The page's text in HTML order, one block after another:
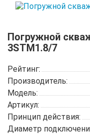
Погружной
3STM1.8/7
Рейтинг:
Производитель:
Модель:
Артикул:
Принцип действия:
Диаметр